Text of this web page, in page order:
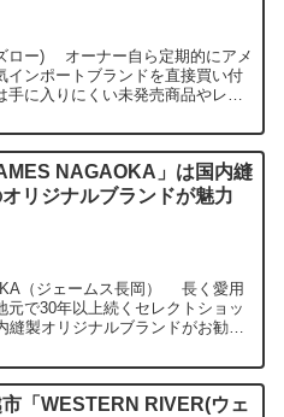
ロー) オーナー自ら定期的にアメ
インポートブランドを直接買い付
に入りにくい未発売商品やレア
NAGAOKA」は国内縫
リジナルブランドが魅力
（ジェームス長岡） 長く愛用
で30年以上続くセレクトショッ
製オリジナルブランドがお勧め
「WESTERN RIVER(ウェ